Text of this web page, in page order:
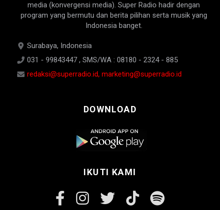
media (konvergensi media). Super Radio hadir dengan
program yang bermutu dan berita pilihan serta musik yang
Indonesia banget.
Surabaya, Indonesia
031 - 99843447 , SMS/WA : 08180 - 2324 - 885
redaksi@superradio.id, marketing@superradio.id
DOWNLOAD
IKUTI KAMI